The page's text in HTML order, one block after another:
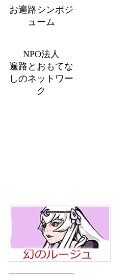
お遍路シンポジ
ューム
NPO法人
遍路とおもてな
しのネットワー
ク